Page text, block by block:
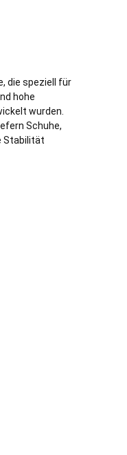
die speziell für
hohe
wurden.
Schuhe,
Stabilität